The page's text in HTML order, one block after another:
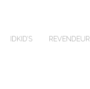
IDKID’S REVENDEUR